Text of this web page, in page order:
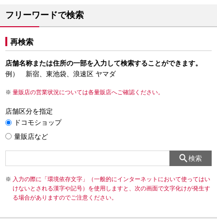
フリーワードで検索
再検索
店舗名称または住所の一部を入力して検索することができます。
例） 新宿、東池袋、浪速区 ヤマダ
量販店の営業状況については各量販店へご確認ください。
店舗区分を指定
ドコモショップ
量販店など
検索
入力の際に「環境依存文字」（一般的にインターネットにおいて使ってはい
けないとされる漢字や記号）を使用しますと、次の画面で文字化けが発生す
る場合がありますのでご注意ください。